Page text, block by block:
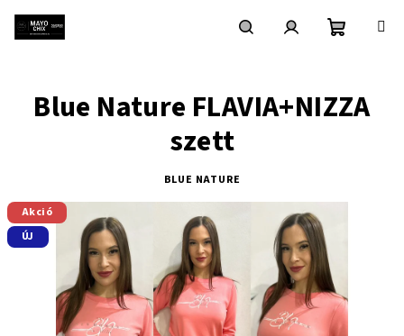
Blue Nature FLAVIA+NIZZA
szett
BLUE NATURE
Akció
ÚJ